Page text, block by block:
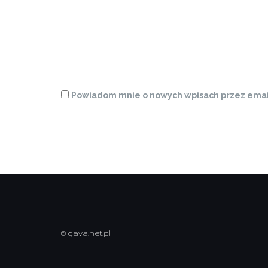
Powiadom mnie o nowych wpisach przez
© gava.net.pl